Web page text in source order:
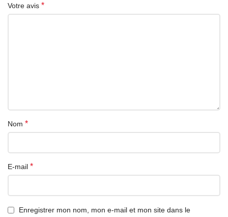
Votre avis *
Nom *
E-mail *
Enregistrer mon nom, mon e-mail et mon site dans le